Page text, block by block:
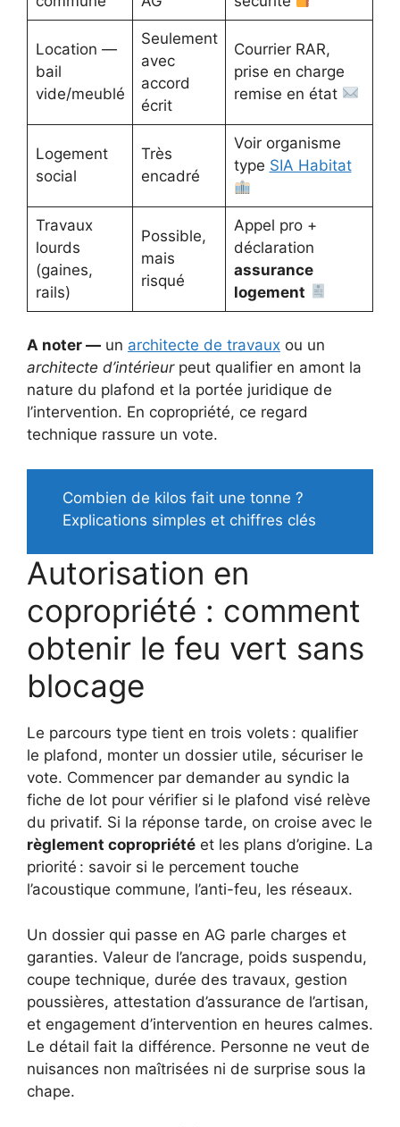
Location —
bail
vide/meublé
Seulement
avec
accord
écrit
Courrier RAR,
prise en charge
remise en état
Logement
social
Très
encadré
Voir organisme
type SIA Habitat
Travaux
lourds
(gaines,
rails)
Possible,
mais
risqué
Appel pro +
déclaration
assurance
logement
A noter — un architecte de travaux ou un
architecte d’intérieurpeut qualifier en amont la
nature du plafond et la portée juridique de
l’intervention. En copropriété, ce regard
technique rassure un vote.
Combien de kilos fait une tonne ?
Explications simples et chiffres clés
Autorisation en
copropriété : comment
obtenir le feu vert sans
blocage
Le parcours type tient en trois volets : qualifier
le plafond, monter un dossier utile, sécuriser le
vote. Commencer par demander au syndic la
fiche de lot pour vérifier si le plafond visé relève
du privatif. Si la réponse tarde, on croise avec le
règlement copropriété et les plans d’origine. La
priorité : savoir si le percement touche
l’acoustique commune, l’anti-feu, les réseaux.
Un dossier qui passe en AG parle charges et
garanties. Valeur de l’ancrage, poids suspendu,
coupe technique, durée des travaux, gestion
poussières, attestation d’assurance de l’artisan,
et engagement d’intervention en heures calmes.
Le détail fait la différence. Personne ne veut de
nuisances non maîtrisées ni de surprise sous la
chape.